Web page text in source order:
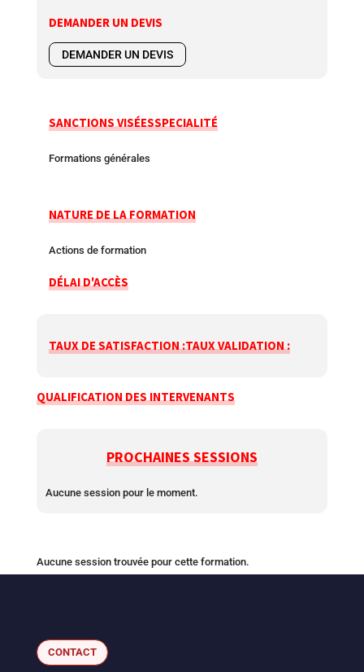
DEMANDER UN DEVIS
DEMANDER UN DEVIS
SANCTIONS VISÉESSPECIALITÉ
Formations générales
NATURE DE LA FORMATION
Actions de formation
DÉLAI D'ACCÈS
TAUX DE SATISFACTION :TAUX VALIDATION :
QUALIFICATION DES INTERVENANTS
PROCHAINES SESSIONS
Aucune session pour le moment.
Aucune session trouvée pour cette formation.
CONTACT